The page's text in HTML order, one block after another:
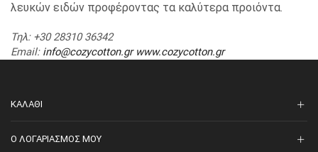
λευκών ειδών προφέροντας τα καλύτερα προιόντα.
Τηλ: +30 28310 36342
Email: info@cozycotton.gr www.cozycotton.gr
ΚΑΛΆΘΙ
O ΛΟΓΑΡΙΑΣΜΌΣ ΜΟΥ